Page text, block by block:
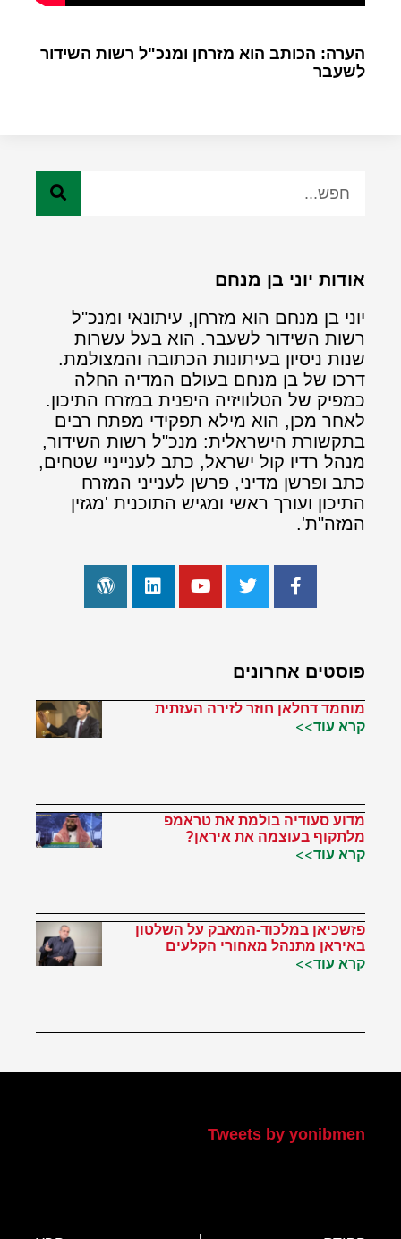
הערה: הכותב הוא מזרחן ומנכ"ל רשות השידור
לשעבר
אודות יוני בן מנחם
יוני בן מנחם הוא מזרחן, עיתונאי ומנכ"ל
רשות השידור לשעבר. הוא בעל עשרות
שנות ניסיון בעיתונות הכתובה והמצולמת.
דרכו של בן מנחם בעולם המדיה החלה
כמפיק של הטלוויזיה היפנית במזרח התיכון.
לאחר מכן, הוא מילא תפקידי מפתח רבים
בתקשורת הישראלית: מנכ"ל רשות השידור,
מנהל רדיו קול ישראל, כתב לענייניי שטחים,
כתב ופרשן מדיני, פרשן לענייני המזרח
התיכון ועורך ראשי ומגיש התוכנית 'מגזין
המזה"ת'.
פוסטים אחרונים
מוחמד דחלאן חוזר לזירה העזתית
קרא עוד>>
מדוע סעודיה בולמת את טראמפ
מלתקוף בעוצמה את איראן?
קרא עוד>>
פזשכיאן במלכוד-המאבק על השלטון
באיראן מתנהל מאחורי הקלעים
קרא עוד>>
Tweets by yonibmen